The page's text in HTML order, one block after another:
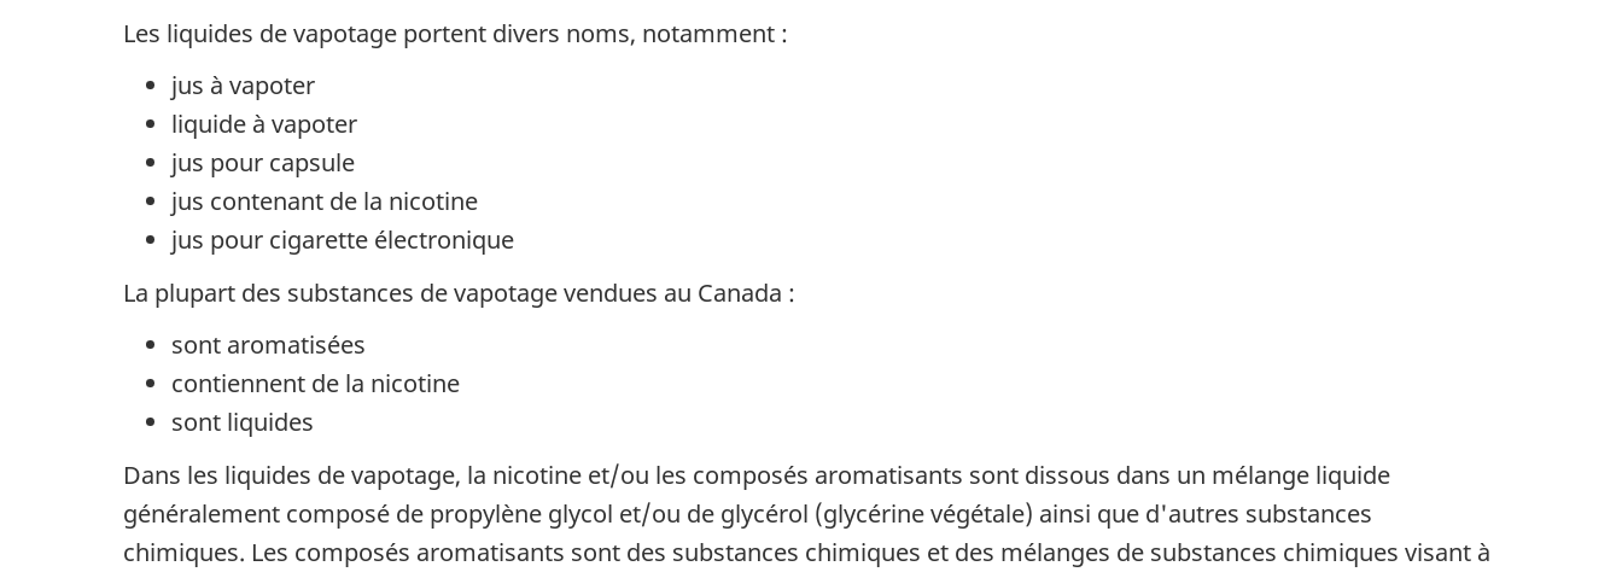
Les liquides de vapotage portent divers noms, notamment :
jus à vapoter
liquide à vapoter
jus pour capsule
jus contenant de la nicotine
jus pour cigarette électronique
La plupart des substances de vapotage vendues au Canada :
sont aromatisées
contiennent de la nicotine
sont liquides
Dans les liquides de vapotage, la nicotine et/ou les composés aromatisants sont dissous dans un mélange liquide
généralement composé de propylène glycol et/ou de glycérol (glycérine végétale) ainsi que d'autres substances
chimiques. Les composés aromatisants sont des substances chimiques et des mélanges de substances chimiques visant à